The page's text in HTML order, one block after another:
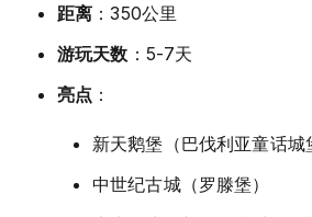
距离 ：350公里
游玩天数 ：5-7天
亮点 ：
新天鹅堡（巴伐利亚童话城
中世纪古城（罗滕堡）